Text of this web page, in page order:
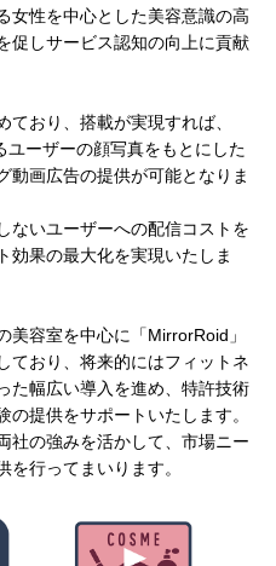
女性を中心とした美容意識の高
促しサービス認知の向上に貢献
ており、搭載が実現すれば、
ユーザーの顔写真をもとにした
動画広告の提供が可能となりま
ないユーザーへの配信コストを
効果の最大化を実現いたしま
美容室を中心に「MirrorRoid」
ており、将来的にはフィットネ
た幅広い導入を進め、特許技術
提供をサポートいたします。
社の強みを活かして、市場ニー
を行ってまいります。